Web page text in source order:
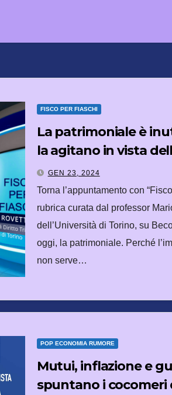
FISCO PER FIASCHI
La patrimoniale è
la agitano in vista
GEN 23, 2024
Torna l’appuntamento con
rubrica curata dal professor
dell’Università di Torino, su
oggi, la patrimoniale. Perché
non serve…
POP ECONOMIA RUMORE
Mutui, inflazione e
spuntano i cocomeri